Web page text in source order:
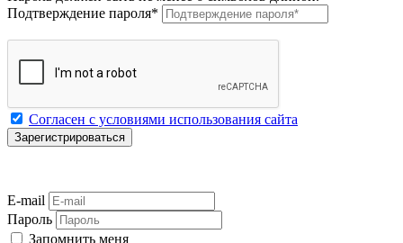
Подтверждение пароля*
Согласен с условиями использования сайта
E-mail
Пароль
Запомнить меня